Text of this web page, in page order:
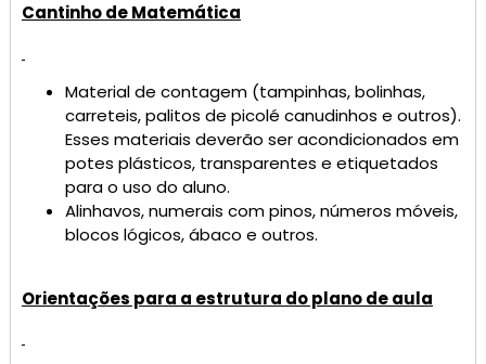
Cantinho de Matemática
Material de contagem (tampinhas, bolinhas,
carreteis, palitos de picolé canudinhos e outros).
Esses materiais deverão ser acondicionados em
potes plásticos, transparentes e etiquetados
para o uso do aluno.
Alinhavos, numerais com pinos, números móveis,
blocos lógicos, ábaco e outros.
Orientações para a estrutura do plano de aula